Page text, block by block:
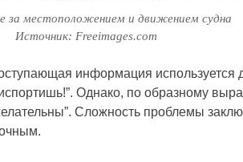
за местоположением и движением судна
Источник: Freeimages.com
информация
Однако, по образному
Сложность проблемы